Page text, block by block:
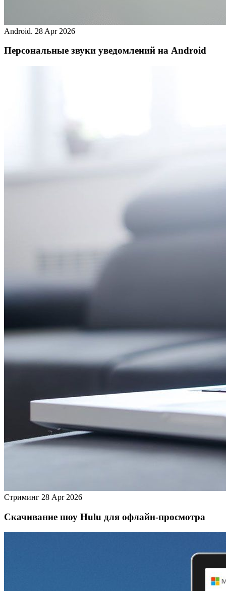
Android. 28 Apr 2026
Персональные звуки уведомлений на Android
Стриминг 28 Apr 2026
Скачивание шоу Hulu для офлайн‑просмотра